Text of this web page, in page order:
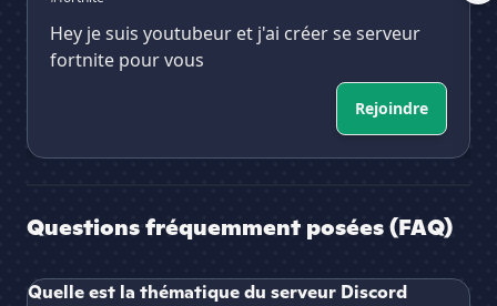
Hey je suis youtubeur et j'ai créer se serveur
fortnite pour vous
Rejoindre
Questions fréquemment posées (FAQ)
Quelle est la thématique du serveur Discord